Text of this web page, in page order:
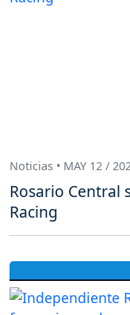
Noticias • MAY 12 /
Rosario Central
Racing